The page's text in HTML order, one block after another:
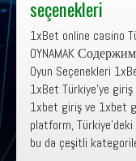
online
i
popularne
automaty
dostępne
na
platformie
seçenekleri
1xBet online casino
OYNAMAK
Oyun Seçenekleri
1xBet Türkiye’ye giriş
1xbet giriş ve 1xbet
platform,
bu da çeşitli